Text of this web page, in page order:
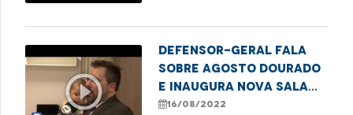
play_circle_outline
DEFENSOR-GERAL FALA
SOBRE AGOSTO DOURADO
E INAUGURA NOVA SALA
DE AMAMENTAÇÃO
16/08/2022